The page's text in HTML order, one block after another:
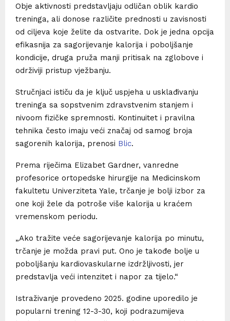
Obje aktivnosti predstavljaju odličan oblik kardio
treninga, ali donose različite prednosti u zavisnosti
od ciljeva koje želite da ostvarite. Dok je jedna opcija
efikasnija za sagorijevanje kalorija i poboljšanje
kondicije, druga pruža manji pritisak na zglobove i
održiviji pristup vježbanju.
Stručnjaci ističu da je ključ uspjeha u usklađivanju
treninga sa sopstvenim zdravstvenim stanjem i
nivoom fizičke spremnosti. Kontinuitet i pravilna
tehnika često imaju veći značaj od samog broja
sagorenih kalorija, prenosi Blic.
Prema riječima Elizabet Gardner, vanredne
profesorice ortopedske hirurgije na Medicinskom
fakultetu Univerziteta Yale, trčanje je bolji izbor za
one koji žele da potroše više kalorija u kraćem
vremenskom periodu.
„Ako tražite veće sagorijevanje kalorija po minutu,
trčanje je možda pravi put. Ono je takođe bolje u
poboljšanju kardiovaskularne izdržljivosti, jer
predstavlja veći intenzitet i napor za tijelo.“
Istraživanje provedeno 2025. godine uporedilo je
popularni trening 12-3-30, koji podrazumijeva